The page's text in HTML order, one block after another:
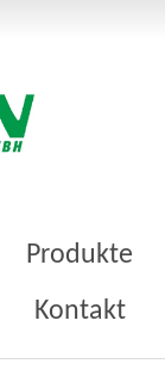
Produkte
Kontakt